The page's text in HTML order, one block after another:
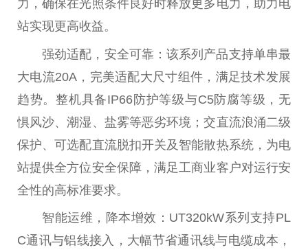
力，确保在光照条件良好时释放更多电力，助力电
站实现更高收益。
强劲适配，安全可靠：该系列产品支持单串最
大电流20A，完美适配大尺寸组件，满足技术发展
趋势。整机具备IP66防护等级与C5防腐等级，无
惧风沙、潮湿、盐雾等恶劣环境；交直流浪涌二级
保护、可选配直流脱扣开关及智能散热系统，为电
站提供全方位安全保障，满足工商业客户对运行安
全性的高标准要求。
智能运维，降本增效：UT320kW系列支持PL
C通讯与铝线接入，大幅节省通讯线与电缆成本，